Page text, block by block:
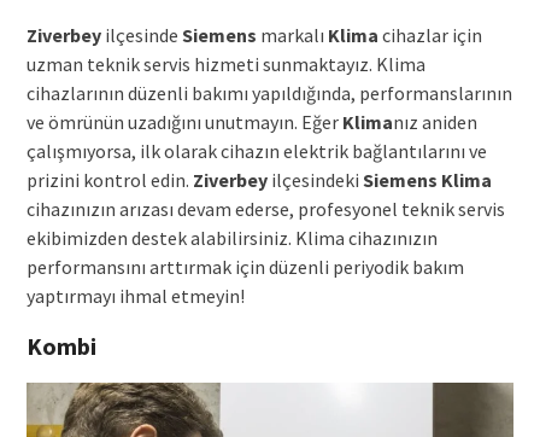
Ziverbeyilçesinde Siemens markalı Klima cihazlar için
uzman teknik servis hizmeti sunmaktayız. Klima
cihazlarının düzenli bakımı yapıldığında, performanslarının
ve ömrünün uzadığını unutmayın. Eğer Klimanız aniden
çalışmıyorsa, ilk olarak cihazın elektrik bağlantılarını ve
prizini kontrol edin. Ziverbeyilçesindeki Siemens Klima
cihazınızın arızası devam ederse, profesyonel teknik servis
ekibimizden destek alabilirsiniz. Klima cihazınızın
performansını arttırmak için düzenli periyodik bakım
yaptırmayı ihmal etmeyin!
Kombi